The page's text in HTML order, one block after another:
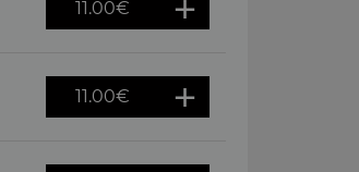
11.00€
11.00€